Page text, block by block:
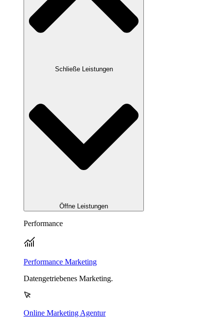
Schließe Leistungen
Öffne Leistungen
Performance
Performance Marketing
Datengetriebenes Marketing.
Online Marketing Agentur